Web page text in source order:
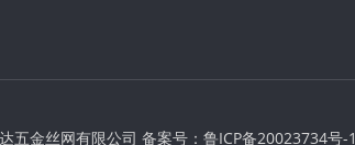
五金丝网有限公司 备案号： 鲁ICP备20023734号-1